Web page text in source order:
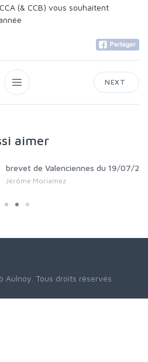
(& CCB) vous souhaitent
NEXT
aimer
du 19/07/2026
Aulnoy. Tous droits réservés